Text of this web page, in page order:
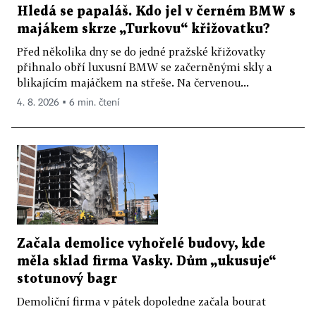
Hledá se papaláš. Kdo jel v černém BMW s
majákem skrze „Turkovu“ křižovatku?
Před několika dny se do jedné pražské křižovatky
přihnalo obří luxusní BMW se začerněnými skly a
blikajícím majáčkem na střeše. Na červenou...
4. 8. 2026 ▪ 6 min. čtení
Začala demolice vyhořelé budovy, kde
měla sklad firma Vasky. Dům „ukusuje“
stotunový bagr
Demoliční firma v pátek dopoledne začala bourat